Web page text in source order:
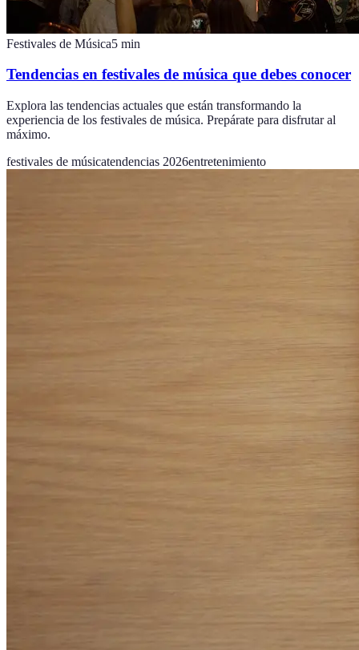
Festivales de Música5 min
Tendencias en festivales de música que debes conocer
Explora las tendencias actuales que están transformando la
experiencia de los festivales de música. Prepárate para disfrutar al
máximo.
festivales de músicatendencias 2026entretenimiento